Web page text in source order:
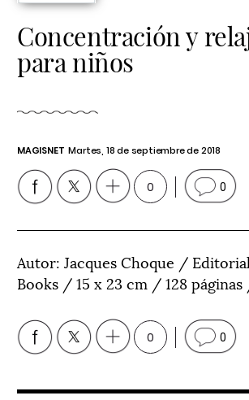
Concentración y
para niños
MAGISNET Martes, 18 de septiembre de 2018
0 0
Autor: Jacques Choque /
Books / 15 x 23 cm / 128
0 0